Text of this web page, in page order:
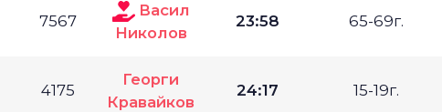
7567
Васил
Николов
23:58 65-69г.
4175
Георги
Кравайков
24:17 15-19г.